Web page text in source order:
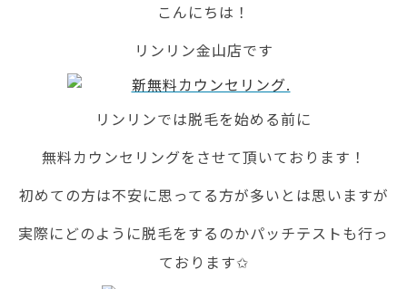
こんにちは！
リンリン金山店です
リンリンでは脱毛を始める前に
無料カウンセリングをさせて頂いております！
初めての方は不安に思ってる方が多いとは思いますが
実際にどのように脱毛をするのかパッチテストも行っ
ております✩